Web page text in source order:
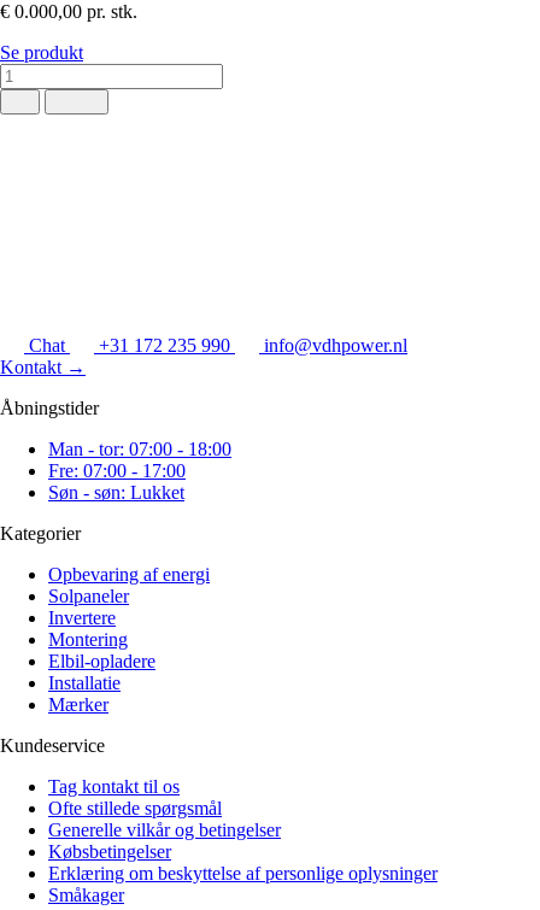
€ 0.000,00 pr. stk.
Se produkt
Chat +31 172 235 990
info@vdhpower.nl
Kontakt →
Åbningstider
Man - tor: 07:00 - 18:00
Fre: 07:00 - 17:00
Søn - søn: Lukket
Kategorier
Opbevaring af energi
Solpaneler
Invertere
Montering
Elbil-opladere
Installatie
Mærker
Kundeservice
Tag kontakt til os
Ofte stillede spørgsmål
Generelle vilkår og betingelser
Købsbetingelser
Erklæring om beskyttelse af personlige oplysninger
Småkager